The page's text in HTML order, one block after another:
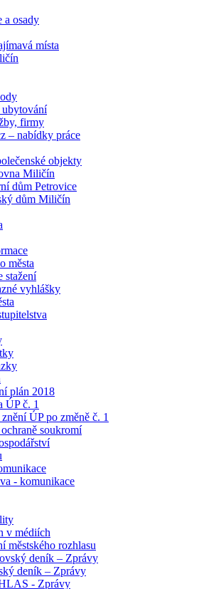
a osady
místa
ubytování
firmy
– nabídky práce
objekty
Miličín
dům Petrovice
dům Miličín
města
stažení
vyhlášky
plán 2018
ÚP č. 1
ÚP po změně č. 1
soukromí
- komunikace
v médiích
městského rozhlasu
deník – Zprávy
deník – Zprávy
- Zprávy